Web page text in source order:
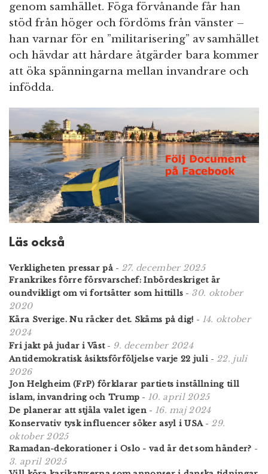
genom samhället. Föga förvånande får han
stöd från höger och fördöms från vänster –
han varnar för en ”militarisering” av samhället
och hävdar att hårdare åtgärder bara kommer
att öka spänningarna mellan invandrare och
infödda.
Läs också
Verkligheten pressar på- 27. december 2025
Frankrikes förre försvarschef: Inbördeskriget är
oundvikligt om vi fortsätter som hittills - 30. oktober
2020
Kära Sverige. Nu räcker det. Skäms på dig! - 14. oktober
2024
Fri jakt på judar i Väst- 9. december 2024
Antidemokratisk åsiktsförföljelse varje 22 juli - 22. juli
2026
Jon Helgheim (FrP) förklarar partiets inställning till
islam, invandring och Trump - 10. april 2025
De planerar att stjäla valet igen- 16. maj 2024
Konservativ tysk influencer söker asyl i USA- 29.
oktober 2025
Ramadan-dekorationer i Oslo - vad är det som händer? -
3. april 2025